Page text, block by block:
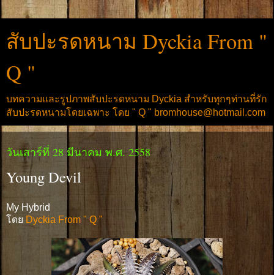
สับปะรดหนาม Dyckia From "
Q "
บทความและรูปภาพสับปะรดหนาม Dyckia สำหรับทุกๆท่านที่รัก
สับปะรดหนามโดยเฉพาะ โดย " Q " bromhouse@hotmail.com
วันเสาร์ที่ 28 มีนาคม พ.ศ. 2558
Young Devil
My Hybrid
โดย Dyckia From " Q "